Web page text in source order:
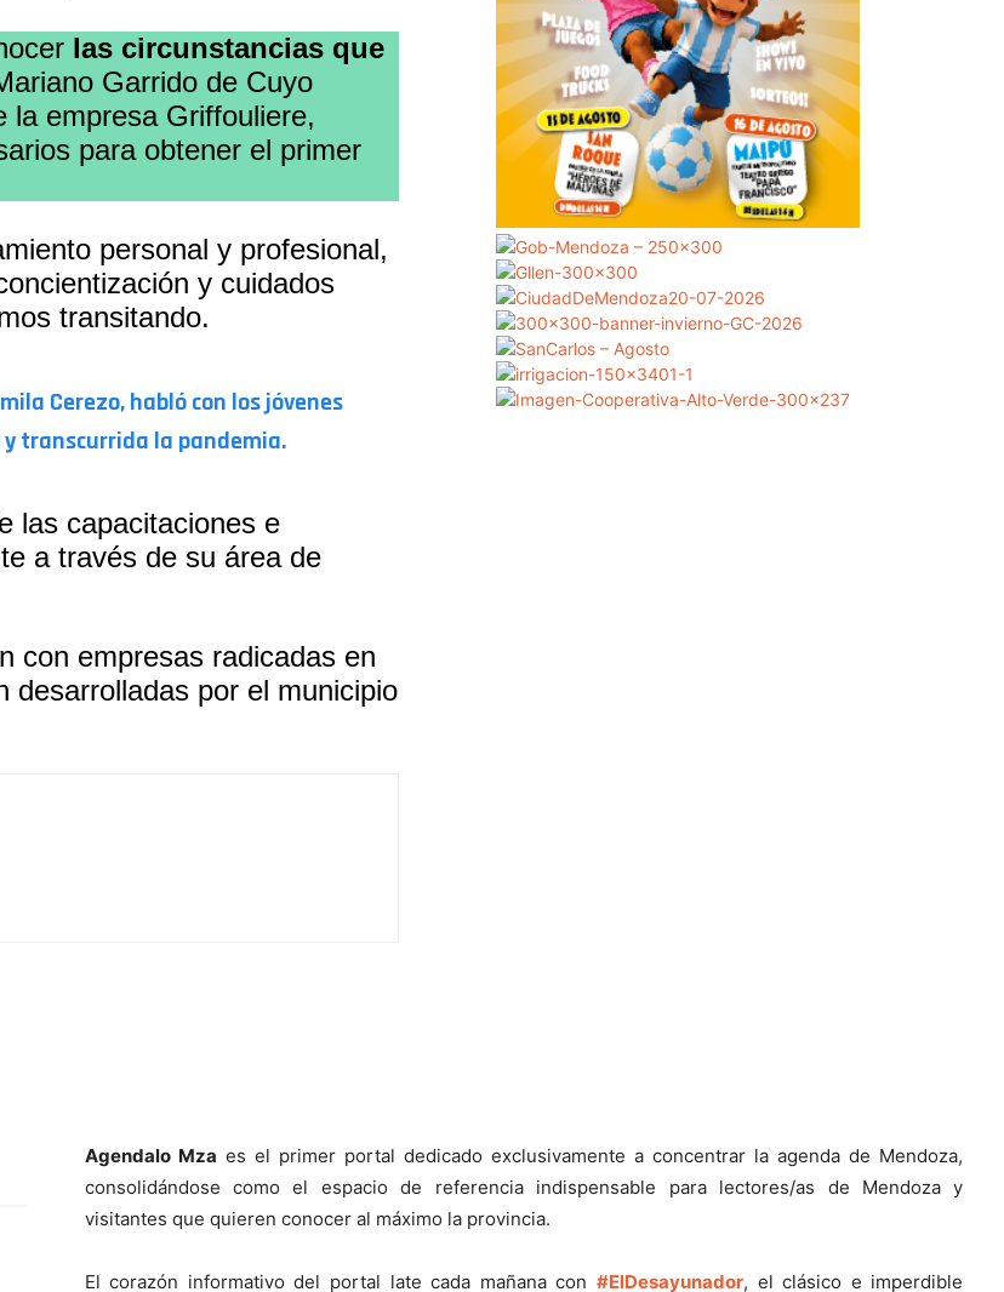
las circunstancias que
Garrido de Cuyo
la empresa Griffouliere,
para obtener el primer
personal y profesional,
y cuidados
transitando.
Cerezo, habló con los jóvenes
transcurrida la pandemia.
las capacitaciones e
a través de su área de
con empresas radicadas en
desarrolladas por el municipio
Agendalo Mza es el primer portal dedicado exclusivamente a concentrar la agenda de Mendoza,
consolidándose como el espacio de referencia indispensable para lectores/as de Mendoza y
visitantes que quieren conocer al máximo la provincia.
El corazón informativo del portal late cada mañana con #ElDesayunador, el clásico e imperdible